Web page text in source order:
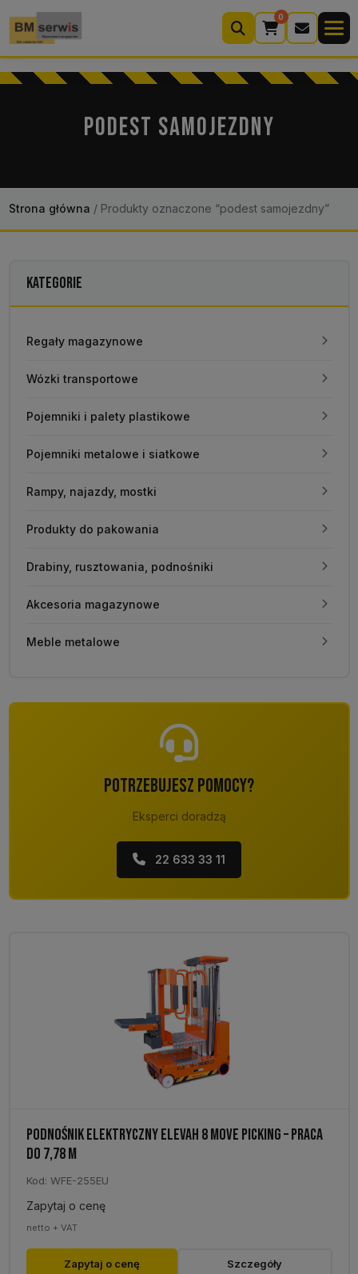
0
Wyszukiwarka
produktów
Kontakt 22 633 33 11
PODEST SAMOJEZDNY
Strona główna /Produkty oznaczone “podest samojezdny”
KATEGORIE
Regały magazynowe
Wózki transportowe
Pojemniki i palety plastikowe
Pojemniki metalowe i siatkowe
Rampy, najazdy, mostki
Produkty do pakowania
Drabiny, rusztowania, podnośniki
Akcesoria magazynowe
Meble metalowe
POTRZEBUJESZ POMOCY?
Eksperci doradzą
22 633 33 11
PODNOŚNIK ELEKTRYCZNY ELEVAH 8 MOVE PICKING – PRACA
DO 7,78 M
Kod: WFE-255EU
Zapytaj o cenę
netto + VAT
Zapytaj o cenę Szczegóły